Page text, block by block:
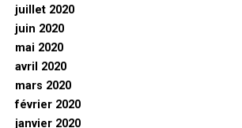
juillet 2020
juin 2020
mai 2020
avril 2020
mars 2020
février 2020
janvier 2020